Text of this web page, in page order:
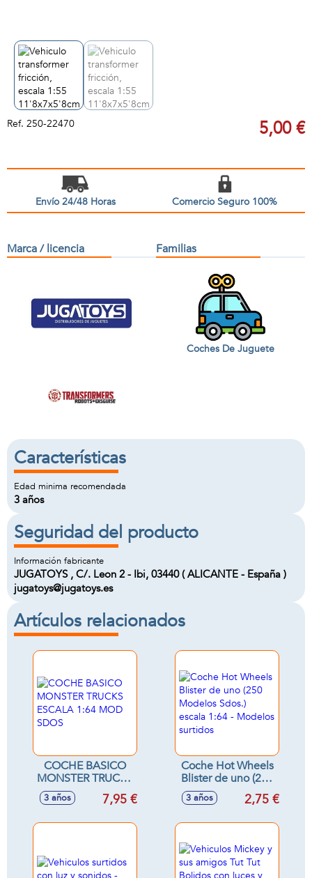
Ref. 250-22470 5,00 €
Envío 24/48 Horas Comercio Seguro 100%
Marca / licencia Familias
Coches De Juguete
Características
Edad minima recomendada
3 años
Seguridad del producto
Información fabricante
JUGATOYS , C/. Leon 2 - Ibi, 03440 ( ALICANTE - España )
jugatoys@jugatoys.es
Artículos relacionados
COCHE BASICO
MONSTER TRUCKS
ESCALA 1:64 MOD
SDOS
3 años 7,95 €
Coche Hot Wheels
Blister de uno (250
Modelos Sdos.)
escala 1:64 -
3 años 2,75 €